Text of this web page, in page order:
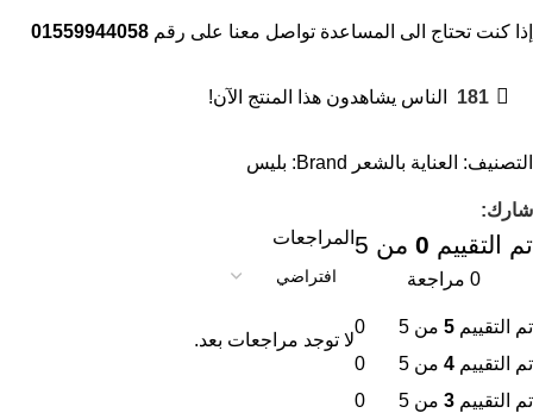
إذا كنت تحتاج الى المساعدة تواصل معنا على رقم 01559944058
181 الناس يشاهدون هذا المنتج الآن!
التصنيف: العناية بالشعر Brand: بليس
شارك:
تم التقييم 0 من 5
0 مراجعة
تم التقييم 5 من 5
0
تم التقييم 4 من 5
0
تم التقييم 3 من 5
0
المراجعات
لا توجد مراجعات بعد.